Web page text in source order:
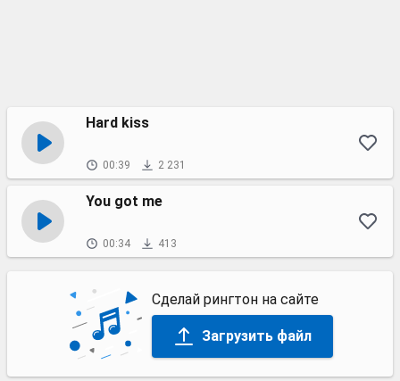
Hard kiss
00:39 2 231
You got me
00:34 413
Сделай рингтон на сайте
Загрузить файл